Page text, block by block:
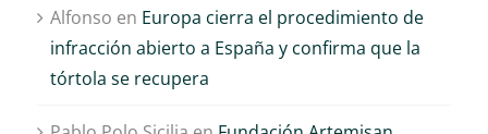
Alfonso en Europa cierra el procedimiento de
infracción abierto a España y confirma que la
tórtola se recupera